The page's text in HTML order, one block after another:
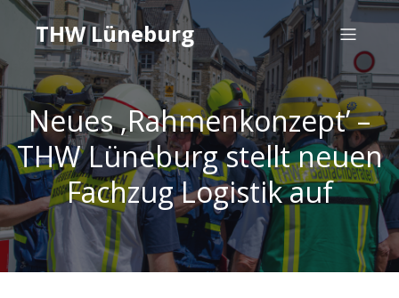
THW Lüneburg
Neues ‚Rahmenkonzept’ –
THW Lüneburg stellt neuen
Fachzug Logistik auf